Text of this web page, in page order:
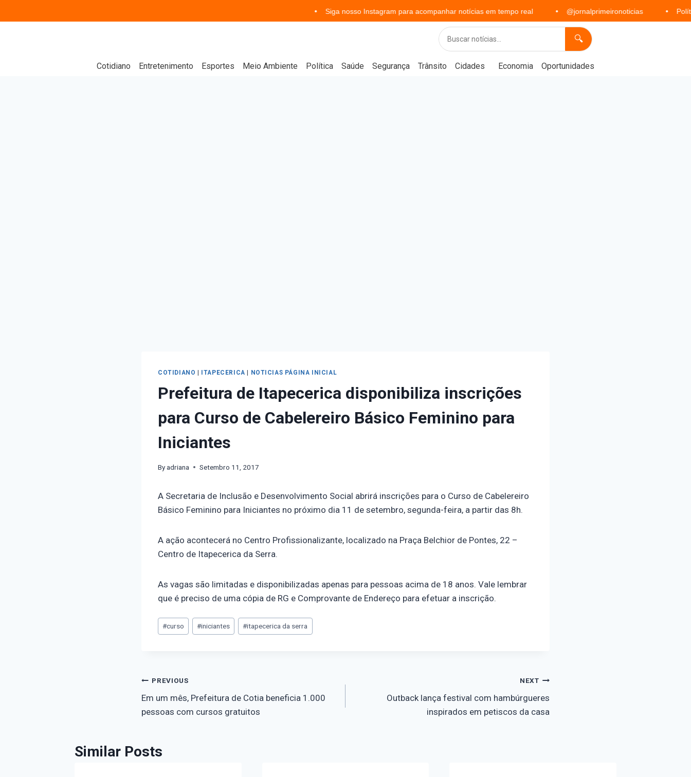
Siga nosso Instagram para acompanhar notícias em tempo real @jornalprimeironoticias Política,
🔍
Cotidiano Entretenimento Esportes Meio Ambiente Política Saúde Segurança Trânsito Cidades Economia Oportunidades
COTIDIANO ITAPECERICA NOTICIAS PÁGINA INICIAL
Prefeitura de Itapecerica disponibiliza inscrições
para Curso de Cabelereiro Básico Feminino para
Iniciantes
Byadriana Setembro 11, 2017
A Secretaria de Inclusão e Desenvolvimento Social abrirá inscrições para o Curso de Cabelereiro
Básico Feminino para Iniciantes no próximo dia 11 de setembro, segunda-feira, a partir das 8h.
A ação acontecerá no Centro Profissionalizante, localizado na Praça Belchior de Pontes, 22 –
Centro de Itapecerica da Serra.
As vagas são limitadas e disponibilizadas apenas para pessoas acima de 18 anos. Vale lembrar
que é preciso de uma cópia de RG e Comprovante de Endereço para efetuar a inscrição.
#curso #iniciantes #itapecerica da serra
PREVIOUS
Em um mês, Prefeitura de Cotia beneficia 1.000
pessoas com cursos gratuitos
NEXT
Outback lança festival com hambúrgueres
inspirados em petiscos da casa
Similar Posts